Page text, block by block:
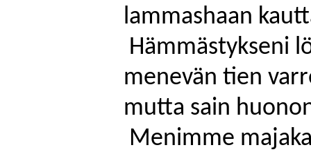
lammashaan
Hämmästykseni
menevän tien
mutta sain
Menimme